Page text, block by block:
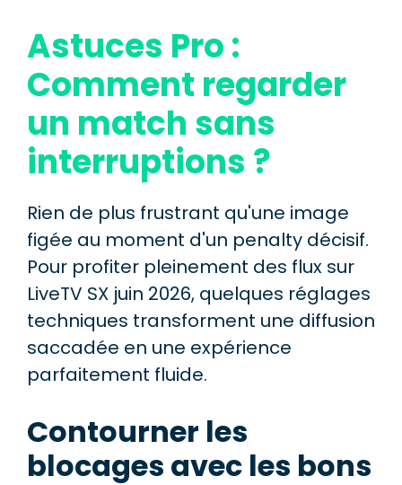
Astuces Pro :
Comment regarder
un match sans
interruptions ?
Rien de plus frustrant qu'une image
figée au moment d'un penalty décisif.
Pour profiter pleinement des flux sur
LiveTV SX juin 2026, quelques réglages
techniques transforment une diffusion
saccadée en une expérience
parfaitement fluide.
Contourner les
blocages avec les bons